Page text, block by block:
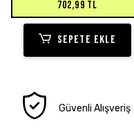
702,99 TL
SEPETE EKLE
Güvenli Alışveriş